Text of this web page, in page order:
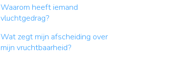
Waarom heeft iemand
vluchtgedrag?
Wat zegt mijn afscheiding over
mijn vruchtbaarheid?